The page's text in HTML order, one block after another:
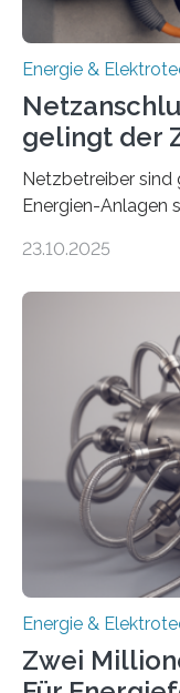
Energie &
gelingt der
Netzbetreiber sind
Energien-Anlagen
ermöglichen. Doch
einem
neuen Bericht für
Rolle von flexiblen
Netzanschluss
(EE-Anlagen) ist
Denn ohne
eingespeist
Gesetz (EEG)
23.10.2025
Energie &
Zwei